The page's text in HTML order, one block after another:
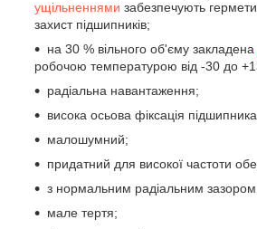
ущільненнями забезпечують
захист підшипників;
на 30 % вільного об'єму закладена
робочою температурою від -30 до
радіальна навантаження;
висока осьова фіксація
малошумний;
придатний для високої частоти
з нормальним радіальним
мале тертя;